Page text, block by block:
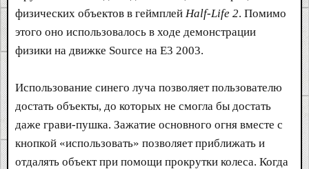
физических объектов в геймплей Half-Life 2. Помимо
этого оно использовалось в ходе демонстрации
физики на движке Source на E3 2003.
Использование синего луча позволяет пользователю
достать объекты, до которых не смогла бы достать
даже грави-пушка. Зажатие основного огня вместе с
кнопкой «использовать» позволяет приближать и
отдалять объект при помощи прокрутки колеса. Когда